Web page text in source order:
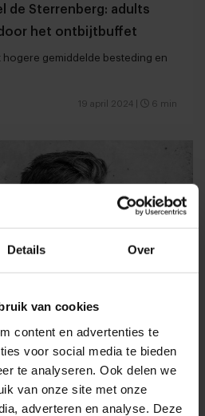
Details Over
van cookies
content en advertenties te
voor social media te bieden
te analyseren. Ook delen we
van onze site met onze
adverteren en analyse. Deze
de Sterrenberg: adults
het ontbijtbuffet
gemiddelde besteding en
19 april 2024 6 min
slaan we door in onze